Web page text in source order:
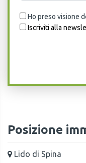
Ho preso visione
Iscriviti alla
Posizione
Lido di Spina